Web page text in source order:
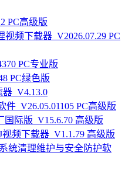
PC高级版
频下载器_V2026.07.29 PC
PC专业版
PC绿色版
_V4.13.0
_V26.05.01105 PC高级版
国际版_V15.6.70 高级版
频下载器_V1.1.79 高级版
系统清理维护与安全防护软